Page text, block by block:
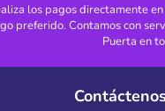
los pagos directamente
preferido. Contamos con
Puerta en